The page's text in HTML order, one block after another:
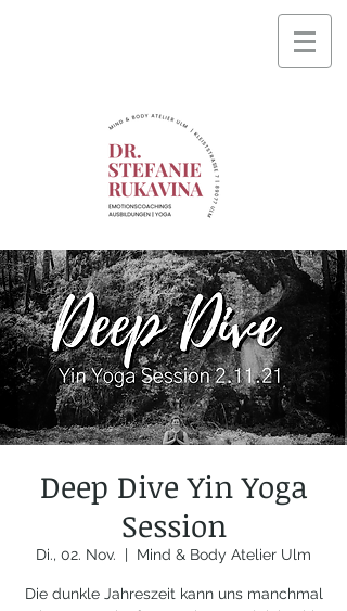
Deep Dive Yin Yoga
Session
Di., 02. Nov.
  |
Mind & Body Atelier Ulm
Die dunkle Jahreszeit kann uns manchmal